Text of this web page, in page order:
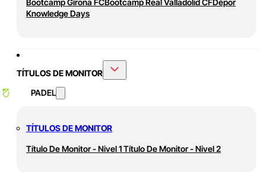
Bootcamp Girona FCBootcamp Real Valladolid CFDépor
Knowledge Days
TÍTULOS DE MONITOR
PADEL
TÍTULOS DE MONITOR
Título De Monitor - Nivel 1Título De Monitor - Nivel 2